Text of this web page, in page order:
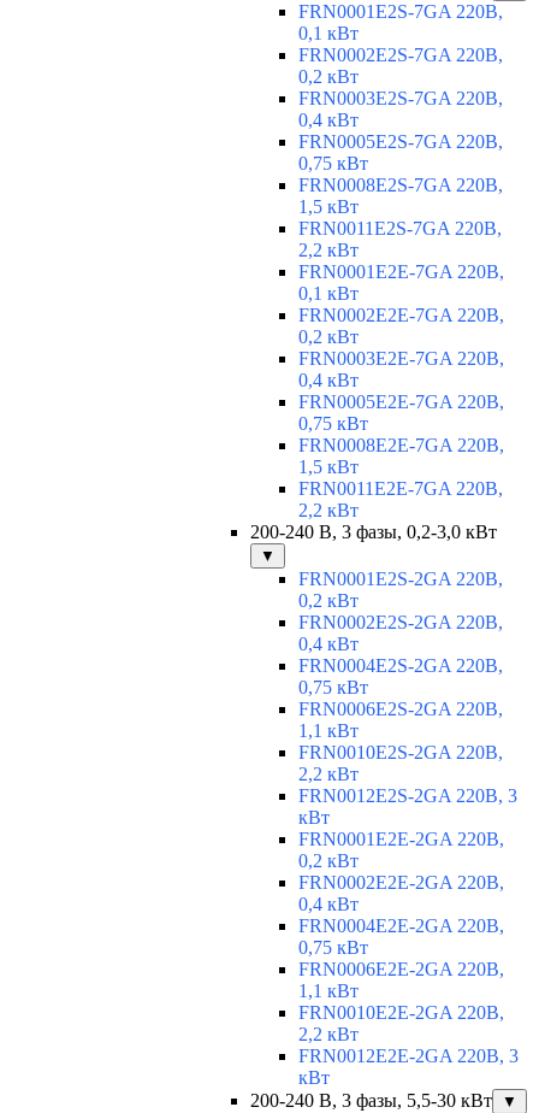
FRN0001E2S-7GA 220В,
0,1 кВт
FRN0002E2S-7GA 220В,
0,2 кВт
FRN0003E2S-7GA 220В,
0,4 кВт
FRN0005E2S-7GA 220В,
0,75 кВт
FRN0008E2S-7GA 220В,
1,5 кВт
FRN0011E2S-7GA 220В,
2,2 кВт
FRN0001E2E-7GA 220В,
0,1 кВт
FRN0002E2E-7GA 220В,
0,2 кВт
FRN0003E2E-7GA 220В,
0,4 кВт
FRN0005E2E-7GA 220В,
0,75 кВт
FRN0008E2E-7GA 220В,
1,5 кВт
FRN0011E2E-7GA 220В,
2,2 кВт
200-240 В, 3 фазы, 0,2-3,0 кВт
▼
FRN0001E2S-2GA 220В,
0,2 кВт
FRN0002E2S-2GA 220В,
0,4 кВт
FRN0004E2S-2GA 220В,
0,75 кВт
FRN0006E2S-2GA 220В,
1,1 кВт
FRN0010E2S-2GA 220В,
2,2 кВт
FRN0012E2S-2GA 220В, 3
кВт
FRN0001E2E-2GA 220В,
0,2 кВт
FRN0002E2E-2GA 220В,
0,4 кВт
FRN0004E2E-2GA 220В,
0,75 кВт
FRN0006E2E-2GA 220В,
1,1 кВт
FRN0010E2E-2GA 220В,
2,2 кВт
FRN0012E2E-2GA 220В, 3
кВт
200-240 В, 3 фазы, 5,5-30 кВт
▼